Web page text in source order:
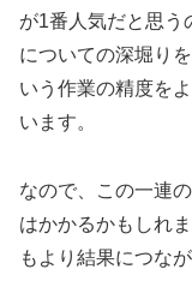
が1番人気だと思う
についての深堀り
いう作業の精度を
います。
なので、この一連
はかかるかもしれ
もより結果につな